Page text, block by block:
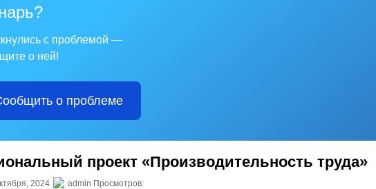
с проблемой —
о ней!
о проблеме
проект «Производительность труда»
2024 admin Просмотров: